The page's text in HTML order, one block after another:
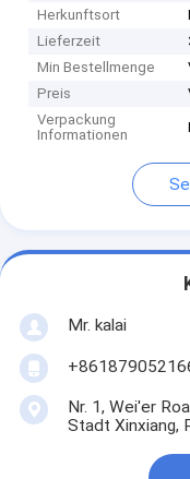
Herkunftsort
Lieferzeit
Min Bestellmenge
Preis
Verpackung
Informationen
Mr. kalai
Nr. 1, Wei'er
Stadt Xinxiang,